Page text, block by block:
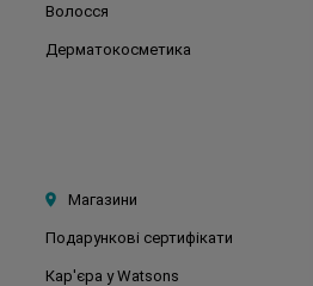
Волосся
Дерматокосметика
Магазини
Подарункові сертифікати
Кар'єра у Watsons